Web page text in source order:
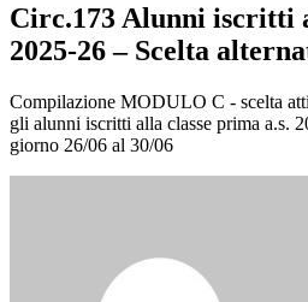
Circ.173 Alunni iscritti
2025-26 – Scelta
Compilazione MODULO C - scelta
gli alunni iscritti alla classe prima a.s.
giorno 26/06 al 30/06